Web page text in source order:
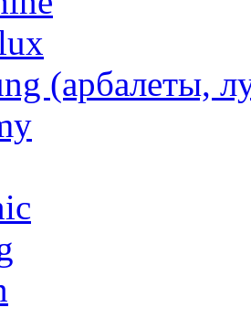
(арбалеты,